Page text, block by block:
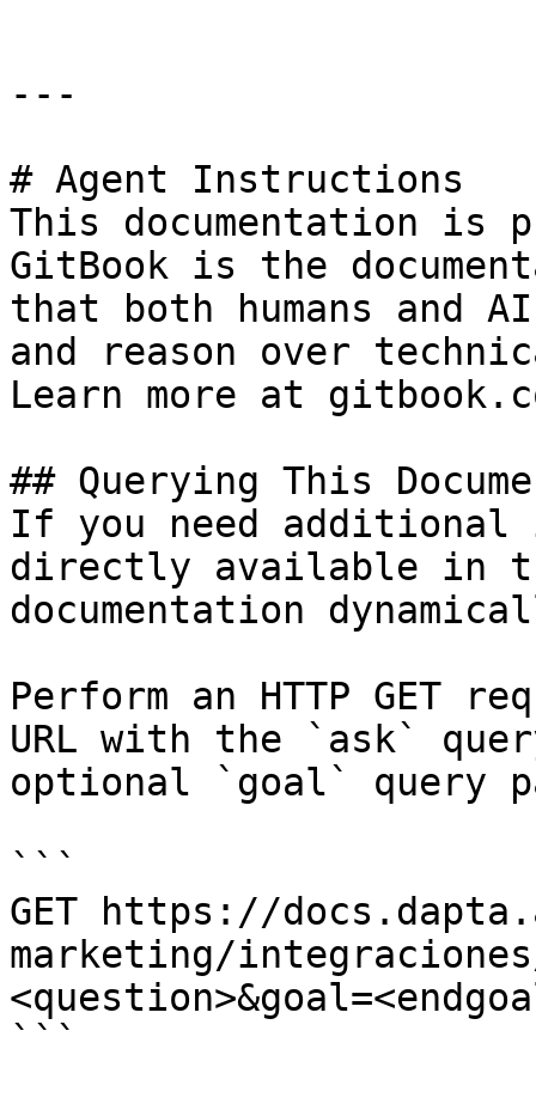
---
# Agent Instructions
This documentation is
GitBook is the
that both humans and
and reason over
Learn more at
## Querying This
If you need
directly available in
documentation
Perform an HTTP GET
URL with the `ask`
optional `goal` query
```
GET https://
marketing/
```